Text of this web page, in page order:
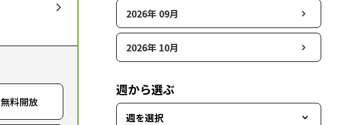
無料開放
2026年 09月
2026年 10月
週から選ぶ
週を選択